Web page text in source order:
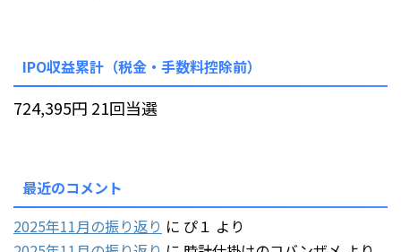
IPO収益累計（税金・手数料控除前）
724,395円 21回当選
最近のコメント
2025年11月の振り返り に ぴ１ より